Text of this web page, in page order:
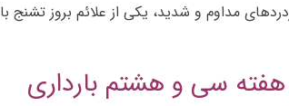
مداوم و شدید، یکی از علائم بروز تشنج
هفته سی و هشتم بارداری